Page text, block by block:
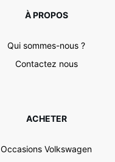
À PROPOS
Qui sommes-nous ?
Contactez nous
ACHETER
Occasions Volkswagen